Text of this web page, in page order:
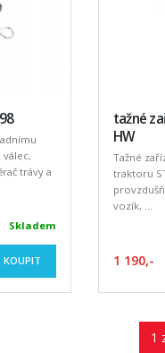
trávy a
Skladem
KOUPIT
tažné
HW
Tažné
traktoru
vozík, ...
1 190,-
1